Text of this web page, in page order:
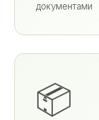
документами
📦